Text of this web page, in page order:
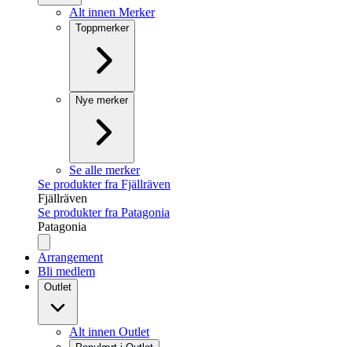
Alt innen Merker
Toppmerker
Nye merker
Se alle merker
Se produkter fra Fjällräven
Fjällräven
Se produkter fra Patagonia
Patagonia
Arrangement
Bli medlem
Outlet
Alt innen Outlet